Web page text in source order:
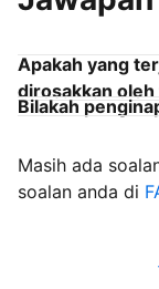
Apakah yang
dirosakkan
Bilakah
Masih ada
soalan anda di
Mula